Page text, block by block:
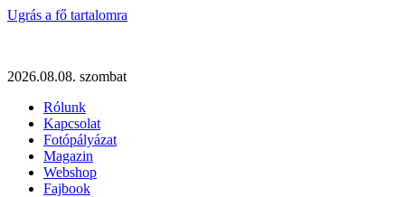
Ugrás a fő tartalomra
2026.08.08. szombat
Rólunk
Kapcsolat
Fotópályázat
Magazin
Webshop
Fajbook